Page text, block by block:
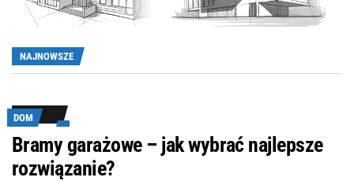
NAJNOWSZE
DOM
Bramy garażowe – jak wybrać najlepsze
rozwiązanie?